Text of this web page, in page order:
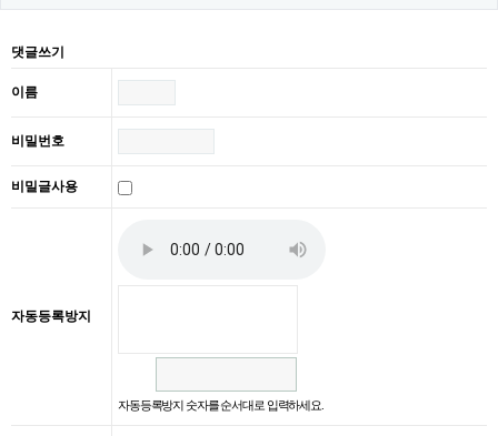
댓글쓰기
이름
비밀번호
비밀글사용
자동등록방지
자동등록방지 숫자를 순서대로 입력하세요.